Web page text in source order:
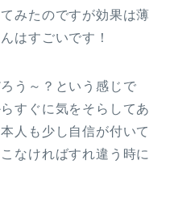
みたのですが効果は薄
はすごいです！
う～？という感じで
すぐに気をそらしてあ
人も少し自信が付いて
なければすれ違う時に